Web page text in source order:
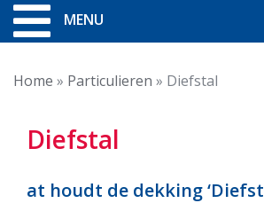
MENU
Home » Particulieren » Diefstal
Diefstal
at houdt de dekking